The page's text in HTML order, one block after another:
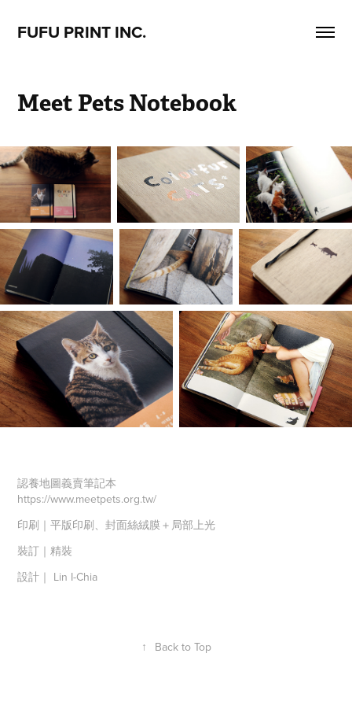
FUFU PRINT INC.
Meet Pets Notebook
認養地圖義賣筆記本
https://www.meetpets.org.tw/
印刷｜平版印刷、封面絲絨膜＋局部上光
裝訂｜精裝
設計｜ Lin I-Chia
↑ Back to Top